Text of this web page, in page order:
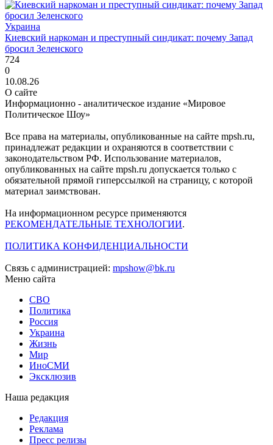
Украина
Киевский наркоман и преступный синдикат: почему Запад
бросил Зеленского
724
0
10.08.26
О сайте
Информационно - аналитическое издание «Мировое
Политическое Шоу»
Все права на материалы, опубликованные на сайте mpsh.ru,
принадлежат редакции и охраняются в соответствии с
законодательством РФ. Использование материалов,
опубликованных на сайте mpsh.ru допускается только с
обязательной прямой гиперссылкой на страницу, с которой
материал заимствован.
На информационном ресурсе применяются
РЕКОМЕНДАТЕЛЬНЫЕ ТЕХНОЛОГИИ.
ПОЛИТИКА КОНФИДЕНЦИАЛЬНОСТИ
Связь с администрацией: mpshow@bk.ru
Меню сайта
СВО
Политика
Россия
Украина
Жизнь
Мир
ИноСМИ
Эксклюзив
Наша редакция
Редакция
Реклама
Пресс релизы